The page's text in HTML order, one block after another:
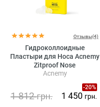
Отзывы(4)
Гидроколлоидные
Пластыри для Носа Acnemy
Zitproof Nose
Acnemy
-20%
1 812грн. 1 450 грн.